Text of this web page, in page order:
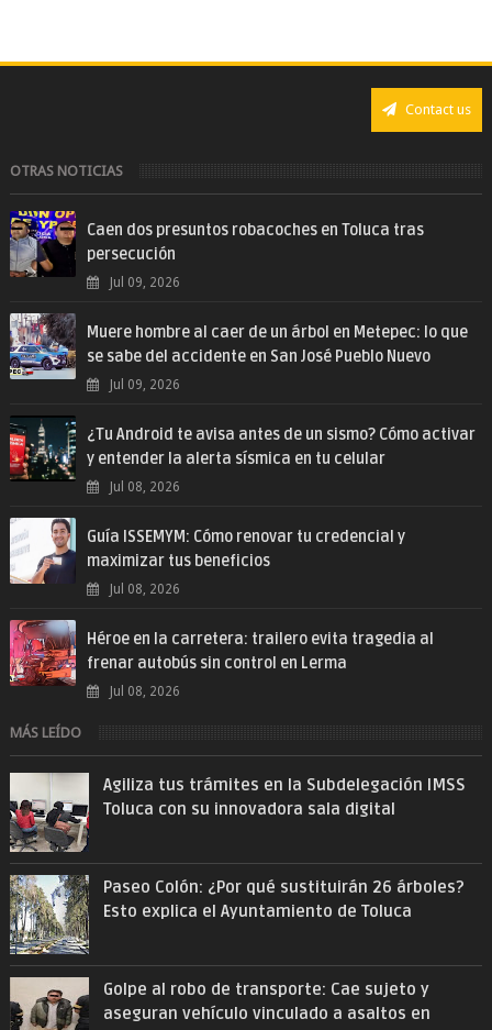
Contact us
OTRAS NOTICIAS
Caen dos presuntos robacoches en Toluca tras
persecución
Jul 09, 2026
Muere hombre al caer de un árbol en Metepec: lo que
se sabe del accidente en San José Pueblo Nuevo
Jul 09, 2026
¿Tu Android te avisa antes de un sismo? Cómo activar
y entender la alerta sísmica en tu celular
Jul 08, 2026
Guía ISSEMYM: Cómo renovar tu credencial y
maximizar tus beneficios
Jul 08, 2026
Héroe en la carretera: trailero evita tragedia al
frenar autobús sin control en Lerma
Jul 08, 2026
MÁS LEÍDO
Agiliza tus trámites en la Subdelegación IMSS
Toluca con su innovadora sala digital
Paseo Colón: ¿Por qué sustituirán 26 árboles?
Esto explica el Ayuntamiento de Toluca
Golpe al robo de transporte: Cae sujeto y
aseguran vehículo vinculado a asaltos en